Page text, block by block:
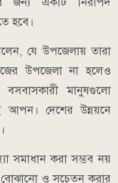
হবে।
যে উপজেলায় তারা
উপজেলা না হলেও
মানুষগুলো
আপন। দেশের উন্নয়নে
সমাধান করা সম্ভব নয়
বোঝানো ও সচেতন করার